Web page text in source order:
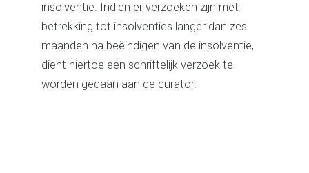
insolventie. Indien er verzoeken zijn met
betrekking tot insolventies langer dan zes
maanden na beëindigen van de insolventie,
dient hiertoe een schriftelijk verzoek te
worden gedaan aan de curator.